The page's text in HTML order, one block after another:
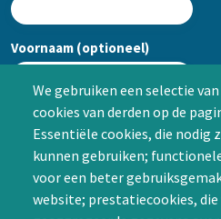
We gebruiken een selectie
cookies van derden op de
Essentiële cookies, die nodig
kunnen gebruiken;
voor een beter
website; prestatiecookies,
Voornaam (optioneel)
Achternaam (optioneel)
CAPTCHA